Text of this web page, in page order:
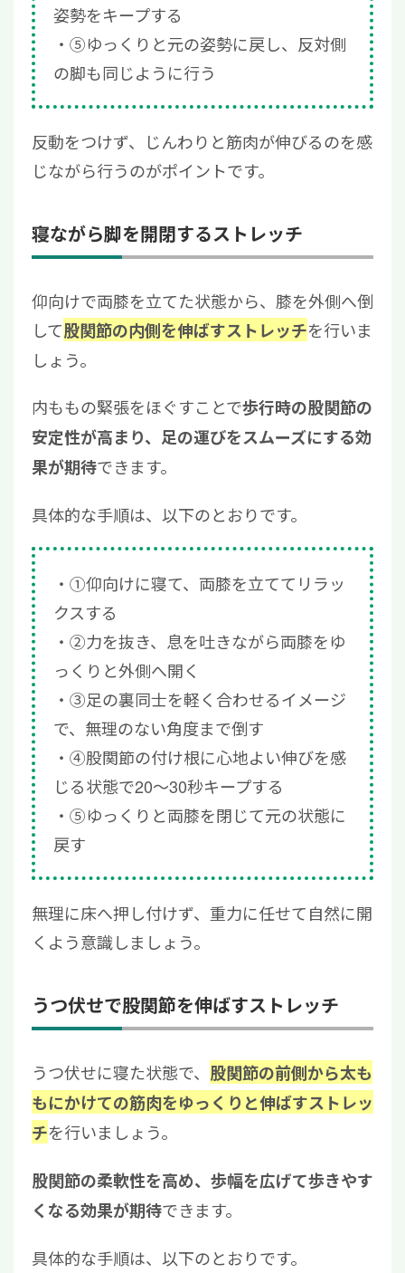
姿勢をキープする
⑤ゆっくりと元の姿勢に戻し、反対側
の脚も同じように行う
反動をつけず、じんわりと筋肉が伸びるのを感
じながら行うのがポイントです。
寝ながら脚を開閉するストレッチ
仰向けで両膝を立てた状態から、膝を外側へ倒
して股関節の内側を伸ばすストレッチを行いま
しょう。
内ももの緊張をほぐすことで歩行時の股関節の
安定性が高まり、足の運びをスムーズにする効
果が期待できます。
具体的な手順は、以下のとおりです。
①仰向けに寝て、両膝を立ててリラッ
クスする
②力を抜き、息を吐きながら両膝をゆ
っくりと外側へ開く
③足の裏同士を軽く合わせるイメージ
で、無理のない角度まで倒す
④股関節の付け根に心地よい伸びを感
じる状態で20〜30秒キープする
⑤ゆっくりと両膝を閉じて元の状態に
戻す
無理に床へ押し付けず、重力に任せて自然に開
くよう意識しましょう。
うつ伏せで股関節を伸ばすストレッチ
うつ伏せに寝た状態で、 股関節の前側から太も
もにかけての筋肉をゆっくりと伸ばすストレッ
チを行いましょう。
股関節の柔軟性を高め、歩幅を広げて歩きやす
くなる効果が期待できます。
具体的な手順は、以下のとおりです。